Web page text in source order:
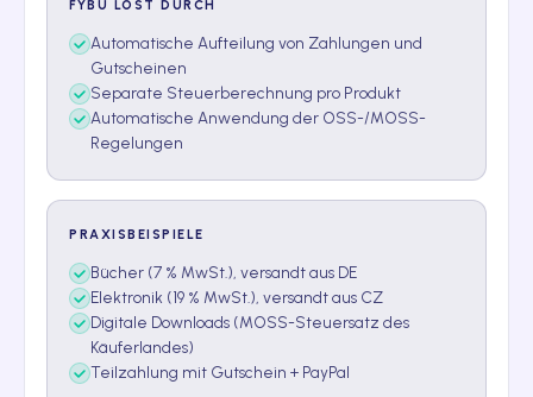
FYBU LÖST DURCH
Automatische Aufteilung von Zahlungen und
Gutscheinen
Separate Steuerberechnung pro Produkt
Automatische Anwendung der OSS-/MOSS-
Regelungen
PRAXISBEISPIELE
Bücher (7 % MwSt.), versandt aus DE
Elektronik (19 % MwSt.), versandt aus CZ
Digitale Downloads (MOSS-Steuersatz des
Käuferlandes)
Teilzahlung mit Gutschein + PayPal